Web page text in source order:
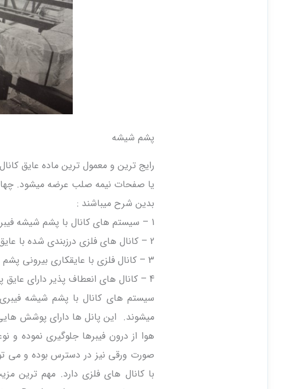
پشم شیشه
رایج ترین و معمول ترین ماده عایق
یا صفحات نیمه صلب عرضه میشود.
بدین شرح میباشند :
1 – سیستم های کانال با پشم شیشه فیبری
2 – کانال های فلزی درزبندی شده با عایق پشم شیشه
3 – کانال فلزی با عایقکاری بیرونی پشم شیشه
4 – کانال های انعطاف پذیر دارای عایق پشم شیشه
سیستم های کانال با پشم شیشه
میشوند. این پانل ها دارای پوشش
هوا از درون فیبرها جلوگیری نموده و
صورت ورقی نیز در دسترس بوده و می
با کانال های فلزی دارد. مهم